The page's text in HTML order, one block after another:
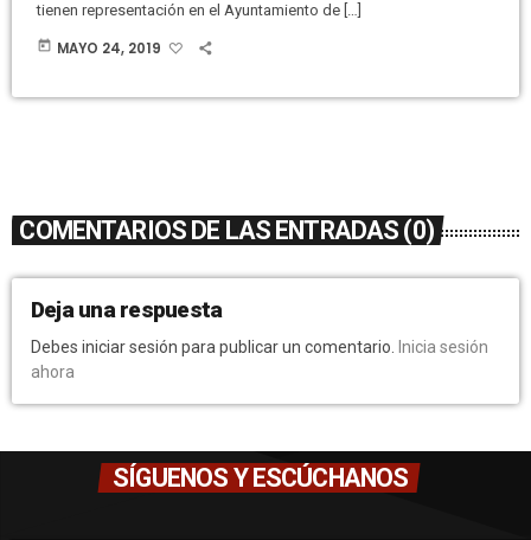
tienen representación en el Ayuntamiento de […]
today MAYO 24, 2019
COMENTARIOS DE LAS ENTRADAS (0)
Deja una respuesta
Debes iniciar sesión para publicar un comentario.
Inicia sesión
ahora
SÍGUENOS Y ESCÚCHANOS